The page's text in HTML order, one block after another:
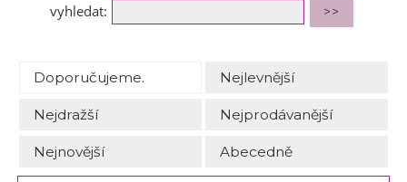
vyhledat:
Doporučujeme. Nejlevnější
Nejdražší Nejprodávanější
Nejnovější Abecedně